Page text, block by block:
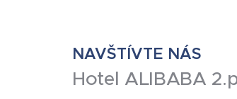
NAVŠTÍVTE NÁS
Hotel ALIBABA